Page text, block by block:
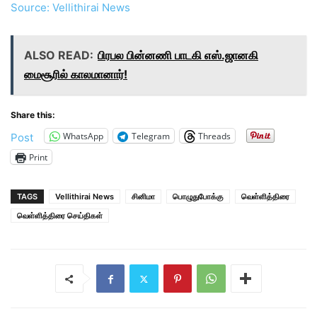
Source: Vellithirai News
ALSO READ: பிரபல பின்னணி பாடகி எஸ்.ஜானகி
மைசூரில் காலமானார்!
Share this:
Post WhatsApp Telegram
Threads
Print
TAGS Vellithirai News சினிமா பொழுதுபோக்கு
வெள்ளித்திரை
வெள்ளித்திரை செய்திகள்